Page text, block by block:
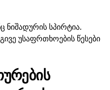
ნიშადურის სპირტია.
უსაფრთხოების წესები